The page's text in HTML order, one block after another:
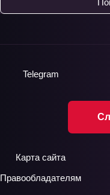
Telegram
Карта сайта
Правообладателям